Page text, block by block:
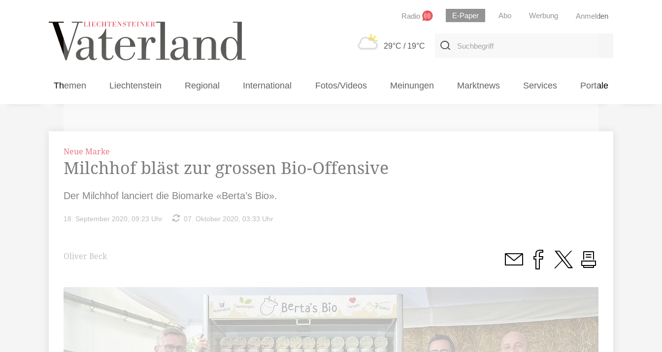
Radio E-Paper Abo Werbung Anmelden
29°C / 19°C
Suchbegriff
Themen Liechtenstein Regional International Fotos/Videos Meinungen Marktnews Services Portale
Neue Marke
Milchhof bläst zur grossen Bio-Offensive
Der Milchhof lanciert die Biomarke «Berta’s Bio».
18. September 2020, 09:23 Uhr 07. Oktober 2020, 03:33 Uhr
Oliver Beck